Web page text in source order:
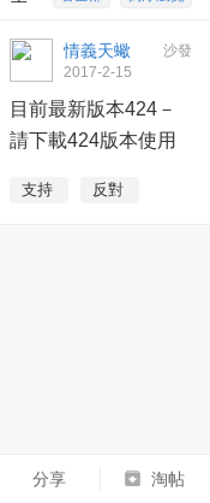
部回復 1 沙發
情義天蠍
2017-2-15
目前最新版本424－
請下載424版本使用
支持 反對
分享 淘帖